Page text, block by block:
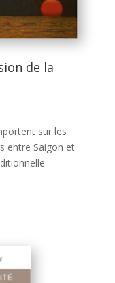
de la
sur les
entre Saigon et